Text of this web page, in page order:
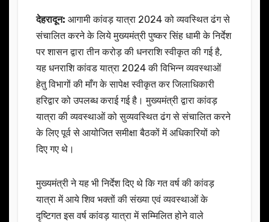
देहरादून: आगामी कांवड़ यात्रा 2024 को व्यवस्थित ढंग से
संचालित करने के लिये मुख्यमंत्री पुष्कर सिंह धामी के निर्देश
पर शासन द्वारा तीन करोड़ की धनराशि स्वीकृत की गई है,
यह धनराशि कांवड यात्रा 2024 की विभिन्न व्यवस्थाओं
हेतु विभागों की माँग के सापेक्ष स्वीकृत कर जिलाधिकारी
हरिद्वार को उपलब्ध कराई गई है। मुख्यमंत्री द्वारा कांवड़
यात्रा की व्यवस्थाओं को सुव्यवस्थित ढंग से संचालित करने
के लिए पूर्व से आयोजित समीक्षा बैठकों में अधिकारियों को
दिए गए थे।
मुख्यमंत्री ने यह भी निर्देश दिए थे कि गत वर्ष की कांवड़
यात्रा में आये शिव भक्तों की संख्या एवं व्यवस्थाओं के
दृष्टिगत इस वर्ष कांवड़ यात्रा में सम्मिलित होने वाले